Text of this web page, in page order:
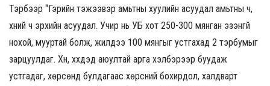
Тэрбээр “Гэрийн тэжээвэр амьтны хуулийн асуудал амьтны ч,
хүний ч эрхийн асуудал. Учир нь УБ хот 250-300 мянган эзэнгүй
нохой, мууртай болж, жилдээ 100 мянгыг устгахад 2 тэрбумыг
зарцуулдаг. Хүн, хүүхдэд аюултай арга хэлбэрээр буудаж
устгадаг, хөрсөнд булдагаас хөрсний бохирдол, халдварт